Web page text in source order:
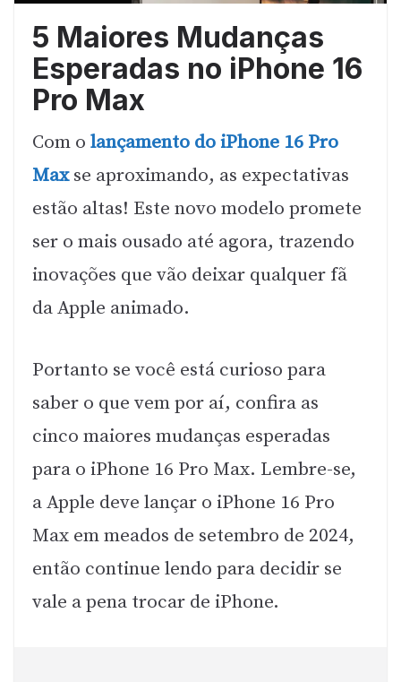
5 Maiores Mudanças
Esperadas no iPhone 16
Pro Max
Com o lançamento do iPhone 16 Pro
Maxse aproximando, as expectativas
estão altas! Este novo modelo promete
ser o mais ousado até agora, trazendo
inovações que vão deixar qualquer fã
da Apple animado.
Portanto se você está curioso para
saber o que vem por aí, confira as
cinco maiores mudanças esperadas
para o iPhone 16 Pro Max. Lembre-se,
a Apple deve lançar o iPhone 16 Pro
Max em meados de setembro de 2024,
então continue lendo para decidir se
vale a pena trocar de iPhone.